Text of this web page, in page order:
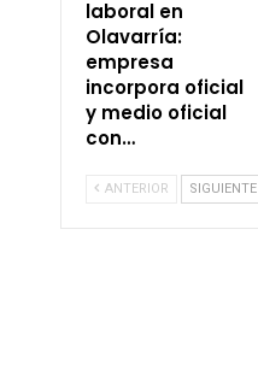
laboral en
Olavarría:
empresa
incorpora oficial
y medio oficial
con…
ANTERIOR SIGUIENTE